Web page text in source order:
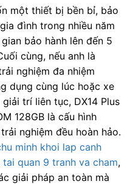
một thiết bị bền bỉ, bảo
đình trong nhiều năm
bảo hành lên đến 5
cùng, nếu anh là
nghiệm đa nhiệm
dụng cùng lúc hoặc xe
trí liên tục, DX14 Plus
128GB là cấu hình
nghiệm đều hoàn hảo.
minh khoi lap canh
quan 9 tranh va cham,
giải pháp an toàn mà